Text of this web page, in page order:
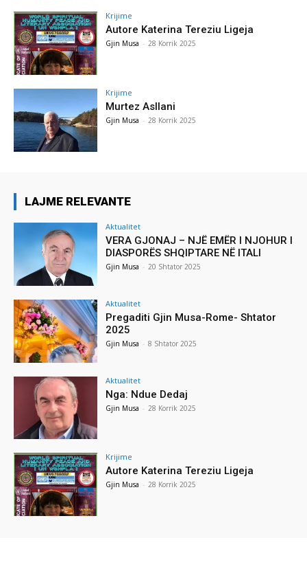
Krijime
Autore Katerina Tereziu Ligeja
Gjin Musa - 28 Korrik 2025
Krijime
Murtez Asllani
Gjin Musa - 28 Korrik 2025
LAJME RELEVANTE
Aktualitet
VERA GJONAJ – NJË EMËR I NJOHUR I
DIASPORËS SHQIPTARE NË ITALI
Gjin Musa - 20 Shtator 2025
Aktualitet
Pregaditi Gjin Musa-Rome- Shtator
2025
Gjin Musa - 8 Shtator 2025
Aktualitet
Nga: Ndue Dedaj
Gjin Musa - 28 Korrik 2025
Krijime
Autore Katerina Tereziu Ligeja
Gjin Musa - 28 Korrik 2025